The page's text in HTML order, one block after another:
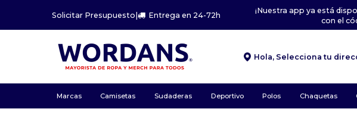
Solicitar Presupuesto| Entrega en 24-72h
¡Nuestra app ya está
con el
Hola, Selecciona tu
Marcas Camisetas Sudaderas Deportivo Polos Chaquetas